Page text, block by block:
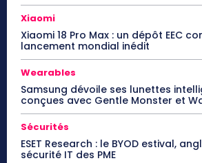
Xiaomi
Xiaomi 18 Pro Max : un dépôt EEC
lancement mondial inédit
Wearables
Samsung dévoile ses lunettes
conçues avec Gentle Monster et
Sécurités
ESET Research : le BYOD estival,
sécurité IT des PME